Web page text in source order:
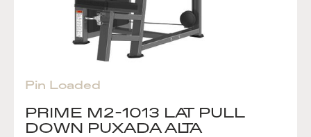
Pin Loaded
PRIME M2-1013 LAT PULL
DOWN PUXADA ALTA